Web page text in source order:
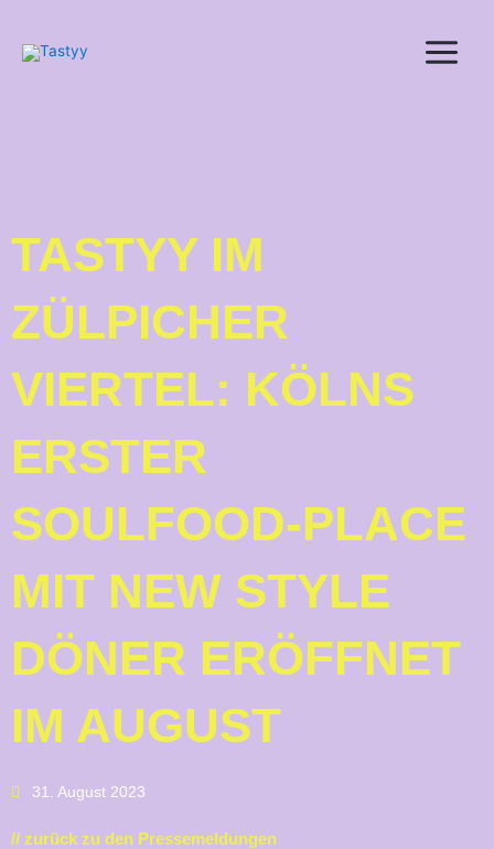
springen
TASTYY IM
ZÜLPICHER
VIERTEL: KÖLNS
ERSTER
SOULFOOD-PLACE
MIT NEW STYLE
DÖNER ERÖFFNET
IM AUGUST
31. August 2023
// zurück zu den Pressemeldungen